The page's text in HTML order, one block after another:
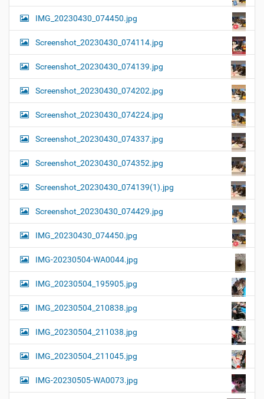
IMG_20230430_074450.jpg
Screenshot_20230430_074114.jpg
Screenshot_20230430_074139.jpg
Screenshot_20230430_074202.jpg
Screenshot_20230430_074224.jpg
Screenshot_20230430_074337.jpg
Screenshot_20230430_074352.jpg
Screenshot_20230430_074139(1).jpg
Screenshot_20230430_074429.jpg
IMG_20230430_074450.jpg
IMG-20230504-WA0044.jpg
IMG_20230504_195905.jpg
IMG_20230504_210838.jpg
IMG_20230504_211038.jpg
IMG_20230504_211045.jpg
IMG-20230505-WA0073.jpg